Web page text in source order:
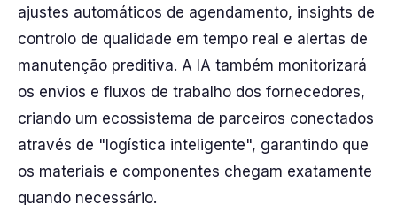
ajustes automáticos de agendamento, insights de
controlo de qualidade em tempo real e alertas de
manutenção preditiva. A IA também monitorizará
os envios e fluxos de trabalho dos fornecedores,
criando um ecossistema de parceiros conectados
através de "logística inteligente", garantindo que
os materiais e componentes chegam exatamente
quando necessário.